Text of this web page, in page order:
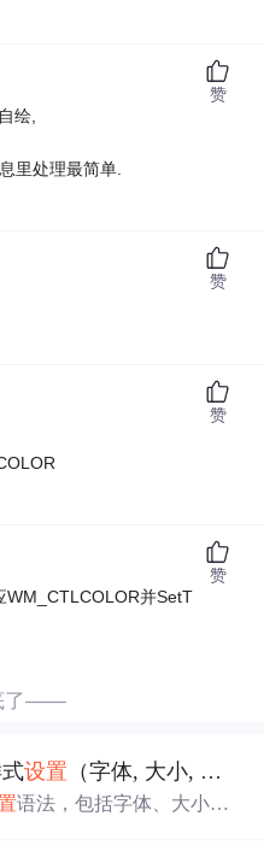
绘,
里处理最简单.
赞
赞
赞
WM_CTLCOLOR并SetT
赞
了——
设置 （字体, 大小, 颜色
语法，包括字体、大小、